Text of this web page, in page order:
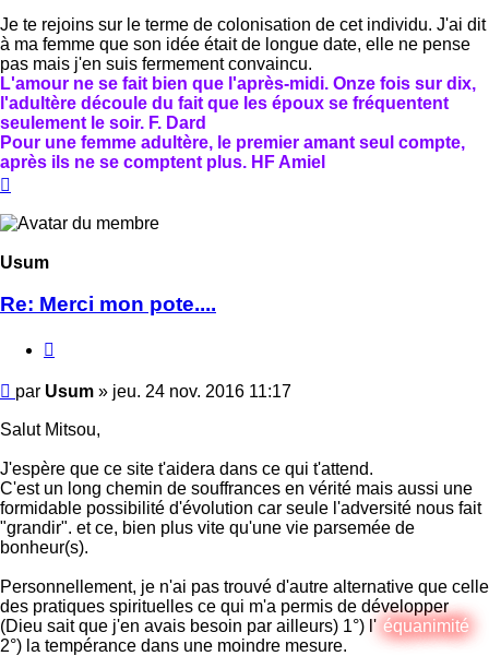
Je te rejoins sur le terme de colonisation de cet individu. J'ai dit
à ma femme que son idée était de longue date, elle ne pense
pas mais j'en suis fermement convaincu.
L'amour ne se fait bien que l'après-midi. Onze fois sur dix,
l'adultère découle du fait que les époux se fréquentent
seulement le soir. F. Dard
Pour une femme adultère, le premier amant seul compte,
après ils ne se comptent plus. HF Amiel
Usum
Re: Merci mon pote....
Message
par Usum » jeu. 24 nov. 2016 11:17
Salut Mitsou,
J'espère que ce site t'aidera dans ce qui t'attend.
C'est un long chemin de souffrances en vérité mais aussi une
formidable possibilité d'évolution car seule l'adversité nous fait
"grandir". et ce, bien plus vite qu'une vie parsemée de
bonheur(s).
Personnellement, je n'ai pas trouvé d'autre alternative que celle
des pratiques spirituelles ce qui m'a permis de développer
(Dieu sait que j'en avais besoin par ailleurs) 1°) l' équanimité
2°) la tempérance dans une moindre mesure.